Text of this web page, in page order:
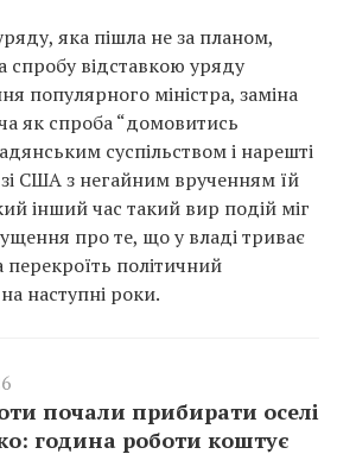
яка пішла не за планом,
спробу відставкою уряду
популярного міністра, заміна
як спроба “домовитись
суспільством і нарешті
США з негайним врученням їй
інший час такий вир подій міг
про те, що у владі триває
перекроїть політичний
наступні роки.
почали прибирати оселі
година роботи коштує